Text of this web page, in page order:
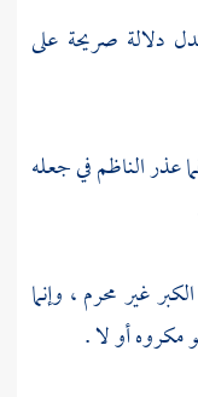
دلالة صريحة على
عذرالناظمفي جعله
غير محرم ، وإنما
أو لا .